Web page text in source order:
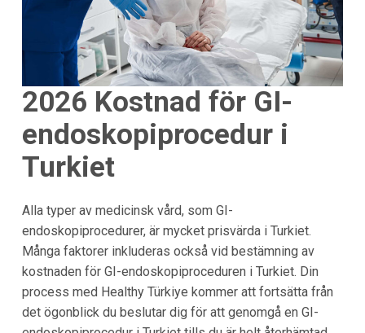
2026 Kostnad för GI-
endoskopiprocedur i
Turkiet
Alla typer av medicinsk vård, som GI-
endoskopiprocedurer, är mycket prisvärda i Turkiet.
Många faktorer inkluderas också vid bestämning av
kostnaden för GI-endoskopiproceduren i Turkiet. Din
process med Healthy Türkiye kommer att fortsätta från
det ögonblick du beslutar dig för att genomgå en GI-